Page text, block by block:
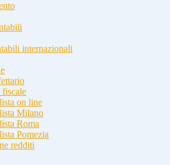
internazionali
fiscale
on line
Milano
Roma
Pomezia
redditi